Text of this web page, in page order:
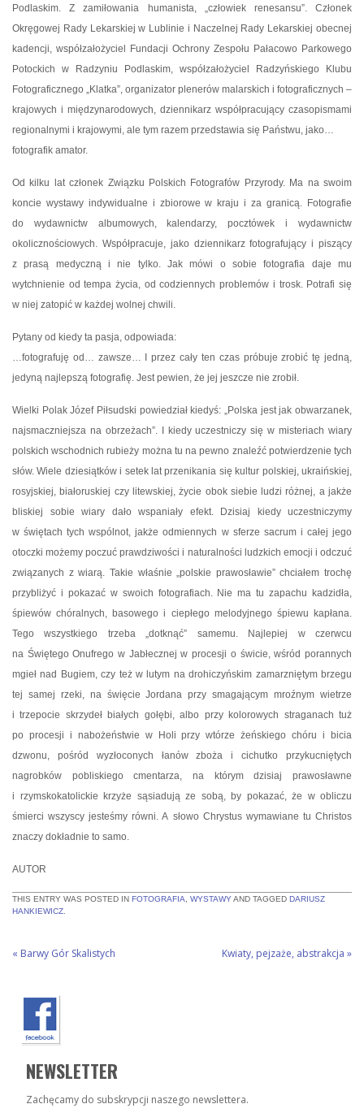
Podlaskim. Z zamiłowania humanista, „człowiek renesansu”. Członek
Okręgowej Rady Lekarskiej w Lublinie i Naczelnej Rady Lekarskiej obecnej
kadencji, współzałożyciel Fundacji Ochrony Zespołu Pałacowo Parkowego
Potockich w Radzyniu Podlaskim, współzałożyciel Radzyńskiego Klubu
Fotograficznego „Klatka”, organizator plenerów malarskich i fotograficznych –
krajowych i międzynarodowych, dziennikarz współpracujący czasopismami
regionalnymi i krajowymi, ale tym razem przedstawia się Państwu, jako…
fotografik amator.
Od kilku lat członek Związku Polskich Fotografów Przyrody. Ma na swoim
koncie wystawy indywidualne i zbiorowe w kraju i za granicą. Fotografie
do wydawnictw albumowych, kalendarzy, pocztówek i wydawnictw
okolicznościowych. Współpracuje, jako dziennikarz fotografujący i piszący
z prasą medyczną i nie tylko. Jak mówi o sobie fotografia daje mu
wytchnienie od tempa życia, od codziennych problemów i trosk. Potrafi się
w niej zatopić w każdej wolnej chwili.
Pytany od kiedy ta pasja, odpowiada:
…fotografuję od… zawsze… I przez cały ten czas próbuje zrobić tę jedną,
jedyną najlepszą fotografię. Jest pewien, że jej jeszcze nie zrobił.
Wielki Polak Józef Piłsudski powiedział kiedyś: „Polska jest jak obwarzanek,
najsmaczniejsza na obrzeżach”. I kiedy uczestniczy się w misteriach wiary
polskich wschodnich rubieży można tu na pewno znaleźć potwierdzenie tych
słów. Wiele dziesiątków i setek lat przenikania się kultur polskiej, ukraińskiej,
rosyjskiej, białoruskiej czy litewskiej, życie obok siebie ludzi różnej, a jakże
bliskiej sobie wiary dało wspaniały efekt. Dzisiaj kiedy uczestniczymy
w świętach tych wspólnot, jakże odmiennych w sferze sacrum i całej jego
otoczki możemy poczuć prawdziwości i naturalności ludzkich emocji i odczuć
związanych z wiarą. Takie właśnie „polskie prawosławie” chciałem trochę
przybliżyć i pokazać w swoich fotografiach. Nie ma tu zapachu kadzidła,
śpiewów chóralnych, basowego i ciepłego melodyjnego śpiewu kapłana.
Tego wszystkiego trzeba „dotknąć” samemu. Najlepiej w czerwcu
na Świętego Onufrego w Jabłecznej w procesji o świcie, wśród porannych
mgieł nad Bugiem, czy też w lutym na drohiczyńskim zamarzniętym brzegu
tej samej rzeki, na święcie Jordana przy smagającym mroźnym wietrze
i trzepocie skrzydeł białych gołębi, albo przy kolorowych straganach tuż
po procesji i nabożeństwie w Holi przy wtórze żeńskiego chóru i bicia
dzwonu, pośród wyzłoconych łanów zboża i cichutko przykucniętych
nagrobków pobliskiego cmentarza, na którym dzisiaj prawosławne
i rzymskokatolickie krzyże sąsiadują ze sobą, by pokazać, że w obliczu
śmierci wszyscy jesteśmy równi. A słowo Chrystus wymawiane tu Christos
znaczy dokładnie to samo.
AUTOR
THIS ENTRY WAS POSTED IN FOTOGRAFIA, WYSTAWYAND TAGGED DARIUSZ
HANKIEWICZ.
« Barwy Gór Skalistych Kwiaty, pejzaże, abstrakcja »
NEWSLETTER
Zachęcamy do subskrypcji naszego newslettera.